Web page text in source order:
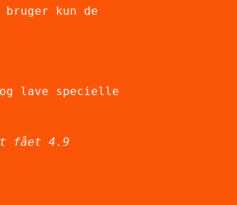
kun de
lave specielle
fået 4.9